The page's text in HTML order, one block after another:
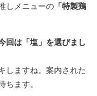
しメニューの 「特製鶏
回は「塩」を選びまし
しますね。案内された
ちます。